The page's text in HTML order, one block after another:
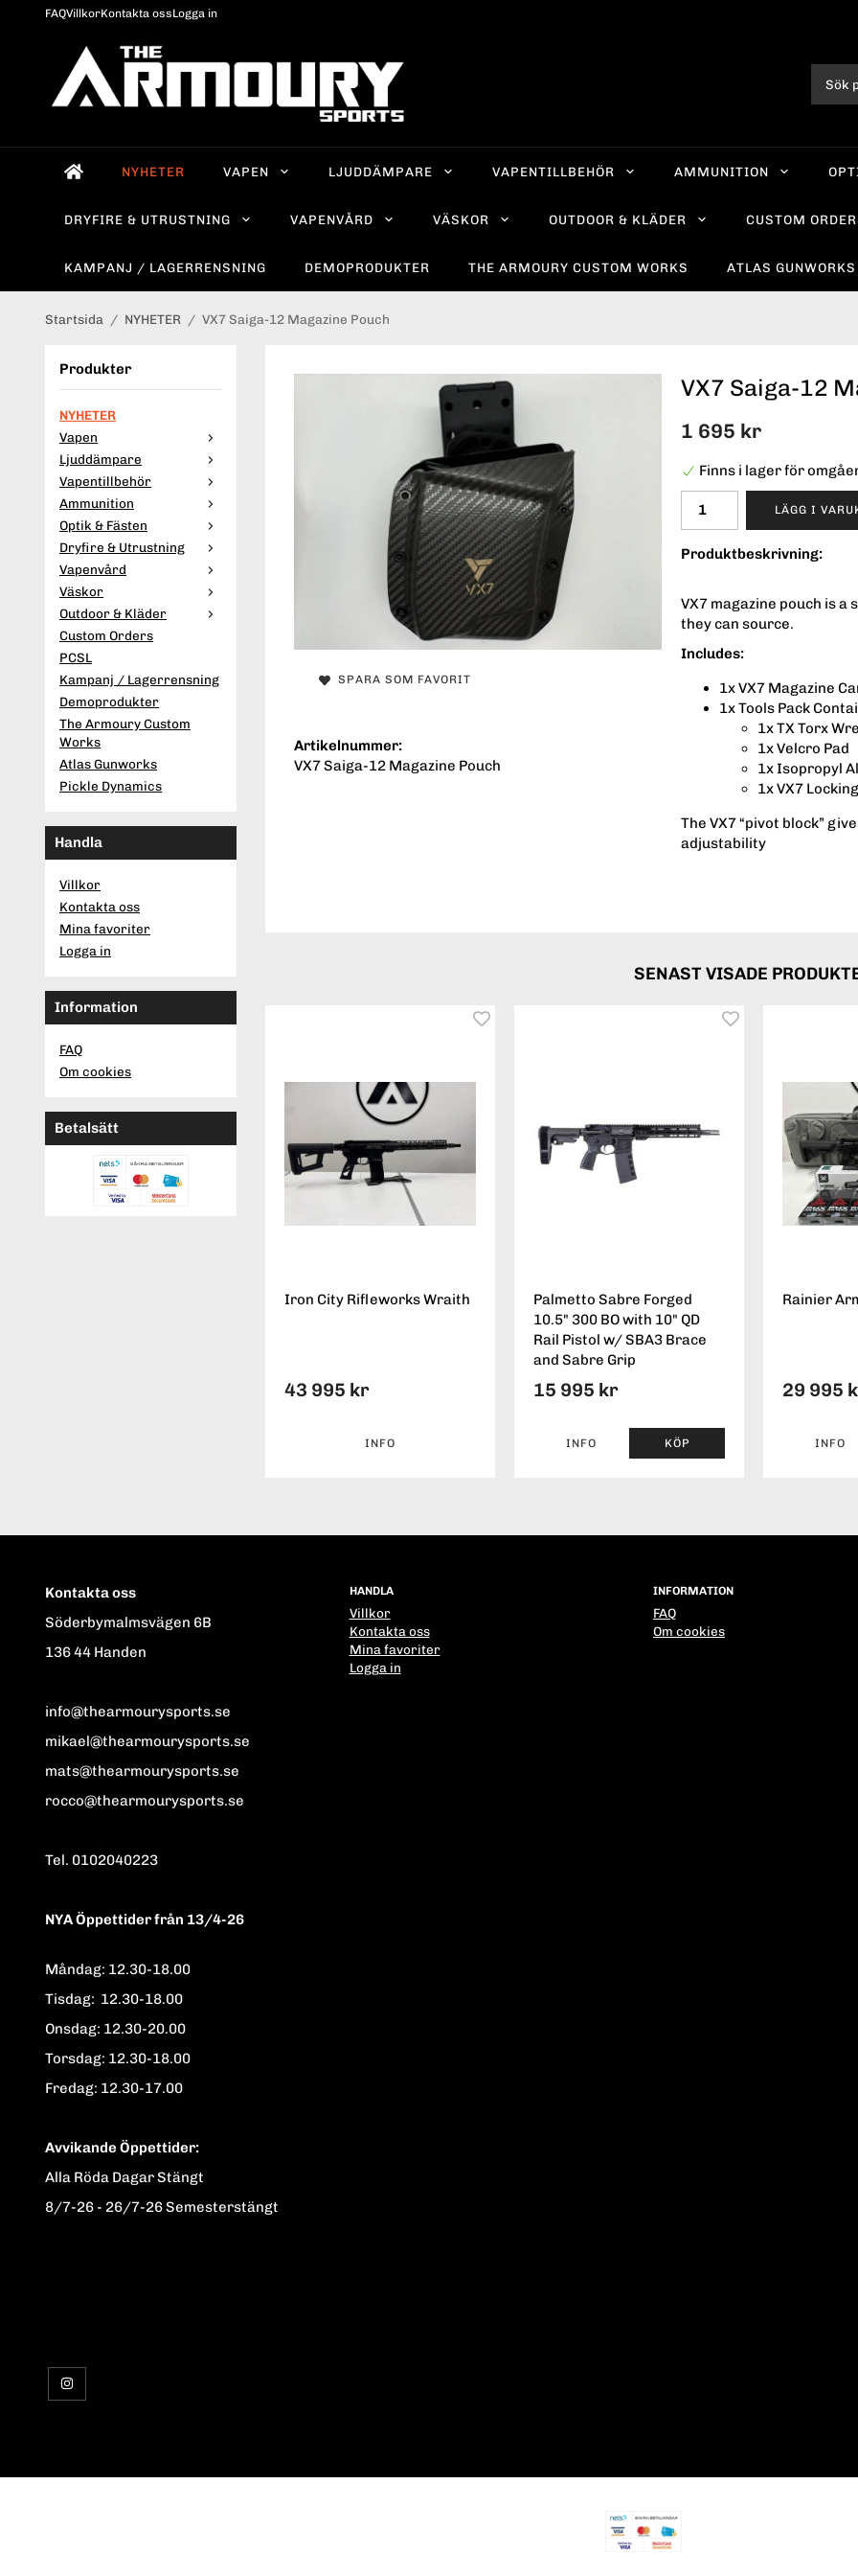
FAQVillkorKontakta ossLogga in
NYHETER VAPEN LJUDDÄMPARE VAPENTILLBEHÖR AMMUNITION
DRYFIRE & UTRUSTNING VAPENVÅRD VÄSKOR OUTDOOR & KLÄDER CUSTOM
KAMPANJ / LAGERRENSNING DEMOPRODUKTER THE ARMOURY CUSTOM WORKS ATLAS GUNWORKS
Startsida / NYHETER / VX7 Saiga-12 Magazine Pouch
Produkter
NYHETER
Vapen
Ljuddämpare
Vapentillbehör
Ammunition
Optik & Fästen
Dryfire & Utrustning
Vapenvård
Väskor
Outdoor & Kläder
Custom Orders
PCSL
Kampanj / Lagerrensning
Demoprodukter
The Armoury Custom
Works
Atlas Gunworks
Pickle Dynamics
Handla
Villkor
Kontakta oss
Mina favoriter
Logga in
Information
FAQ
Om cookies
Betalsätt
VX7 Saiga-12
1 695 kr
Finns i lager för
LÄGG I
Produktbeskrivning:
VX7 magazine pouch is
they can source.
Includes:
1x VX7 Magazine
1x Tools Pack
1x TX Torx
1x Velcro Pad
1x Isopropyl
1x VX7
The VX7 “pivot block”
adjustability
SPARA SOM FAVORIT
Artikelnummer:
VX7 Saiga-12 Magazine Pouch
SENAST VISADE
Iron City Rifleworks Wraith
43 995 kr
INFO
Palmetto Sabre Forged
10.5" 300 BO with 10" QD
Rail Pistol w/ SBA3 Brace
and Sabre Grip
15 995 kr
INFO KÖP
Rainier
29 995
INFO
Kontakta oss
Söderbymalmsvägen 6B
136 44 Handen
info@thearmourysports.se
mikael@thearmourysports.se
mats@thearmourysports.se
rocco@thearmourysports.se
Tel. 0102040223
NYA Öppettider från 13/4-26
Måndag: 12.30-18.00
Tisdag: 12.30-18.00
Onsdag: 12.30-20.00
Torsdag: 12.30-18.00
Fredag: 12.30-17.00
Avvikande Öppettider:
Alla Röda Dagar Stängt
8/7-26 - 26/7-26 Semesterstängt
HANDLA
Villkor
Kontakta oss
Mina favoriter
Logga in
INFORMATION
FAQ
Om cookies